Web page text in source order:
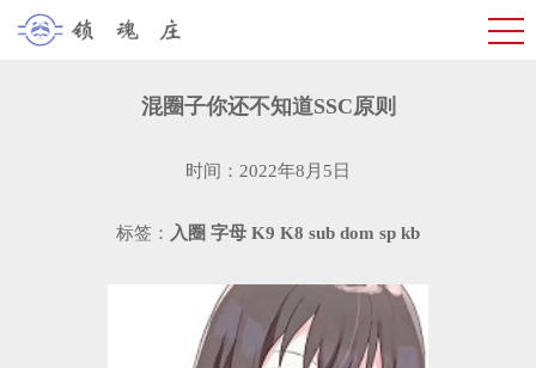
混圈子你还不知道SSC原则
时间：2022年8月5日
标签： 入圈 字母 K9 K8 sub dom sp kb